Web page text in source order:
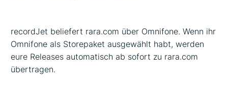
recordJet beliefert rara.com über Omnifone. Wenn ihr
Omnifone als Storepaket ausgewählt habt, werden
eure Releases automatisch ab sofort zu rara.com
übertragen.